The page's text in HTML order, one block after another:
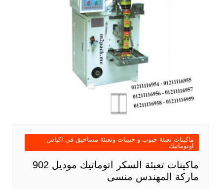
ماكينات تعبئة حبوب و حبيبات وتعبئة مساحيق في اكياس
اوتوماتيك
ماكينات تعبئة السكر اتوماتيك موديل 902
ماركة المهندس منسى